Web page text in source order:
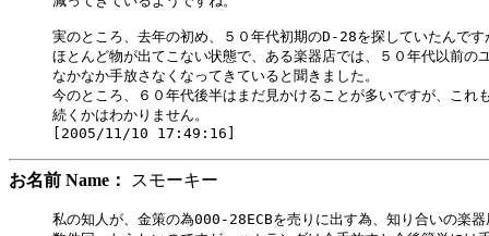
実のところ、去年の初め、５０年代初期のD-28を探していたんです
ほとんど物が出てこない状態で、ある楽器店では、５０年代以前の
なかなか手放さなくなってきていると聞きました。
今のところ、６０年代後半はまだ見かけることが多いですが、これ
続くかはわかりません。
お名前 Name： スモーキー
私の知人が、金策の為000-28ECBを売りに出す為、知り合いの楽器